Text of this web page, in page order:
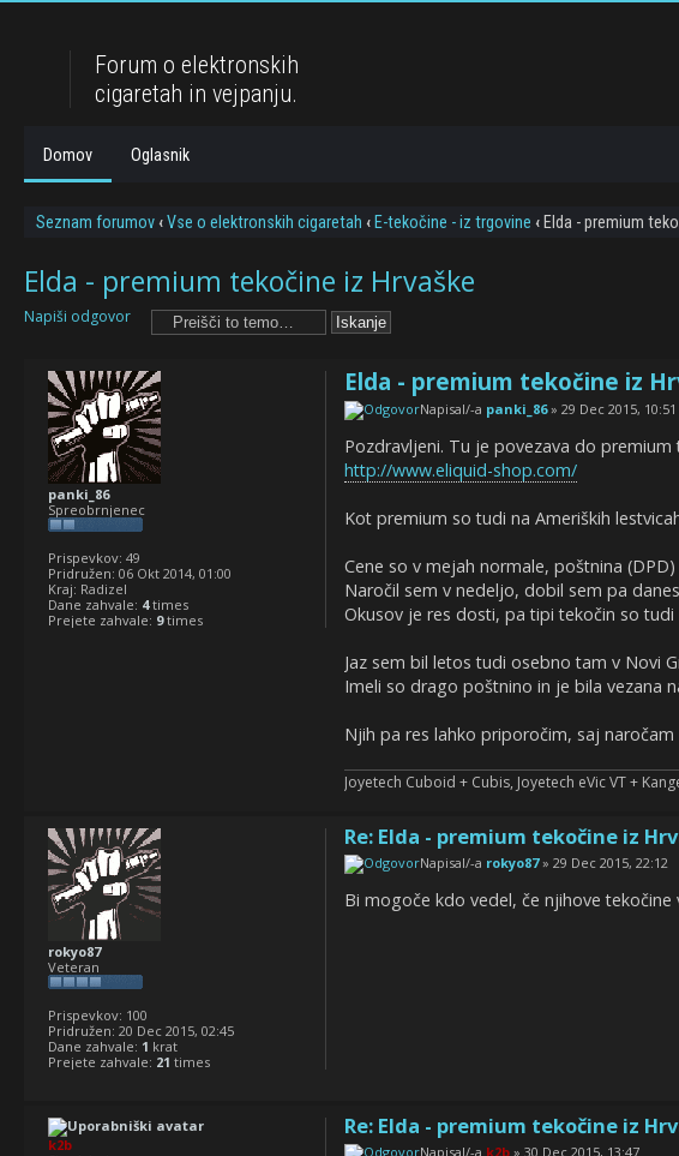
Forum o elektronskih
cigaretah in vejpanju.
Domov Oglasnik
Seznam forumov ‹Vse o elektronskih cigaretah ‹ E-tekočine - iz trgovine ‹ Elda - premium
Elda - premium tekočine iz Hrvaške
Napiši odgovor
Elda - premium tekočine iz
Napisal/-a panki_86» 29 Dec 2015, 10:51
Pozdravljeni. Tu je povezava do premium
http://www.eliquid-shop.com/
Kot premium so tudi na Ameriških
Cene so v mejah normale, poštnina
Naročil sem v nedeljo, dobil sem pa
Okusov je res dosti, pa tipi tekočin so tudi
Jaz sem bil letos tudi osebno tam v Novi
Imeli so drago poštnino in je bila vezana
Njih pa res lahko priporočim, saj
Joyetech Cuboid + Cubis, Joyetech eVic VT +
panki_86
Spreobrnjenec
Prispevkov: 49
Pridružen: 06 Okt 2014, 01:00
Kraj: Radizel
Dane zahvale: 4times
Prejete zahvale: 9times
Re: Elda - premium tekočine iz
Napisal/-a rokyo87» 29 Dec 2015, 22:12
Bi mogoče kdo vedel, če njihove
rokyo87
Veteran
Prispevkov: 100
Pridružen: 20 Dec 2015, 02:45
Dane zahvale: 1 krat
Prejete zahvale: 21 times
Re: Elda - premium tekočine iz
Napisal/-a k2b» 30 Dec 2015, 13:47
k2b